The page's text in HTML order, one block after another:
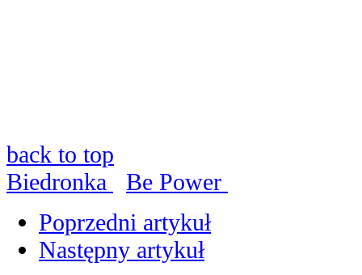
back to top
Biedronka
Be Power
Poprzedni artykuł
Następny artykuł